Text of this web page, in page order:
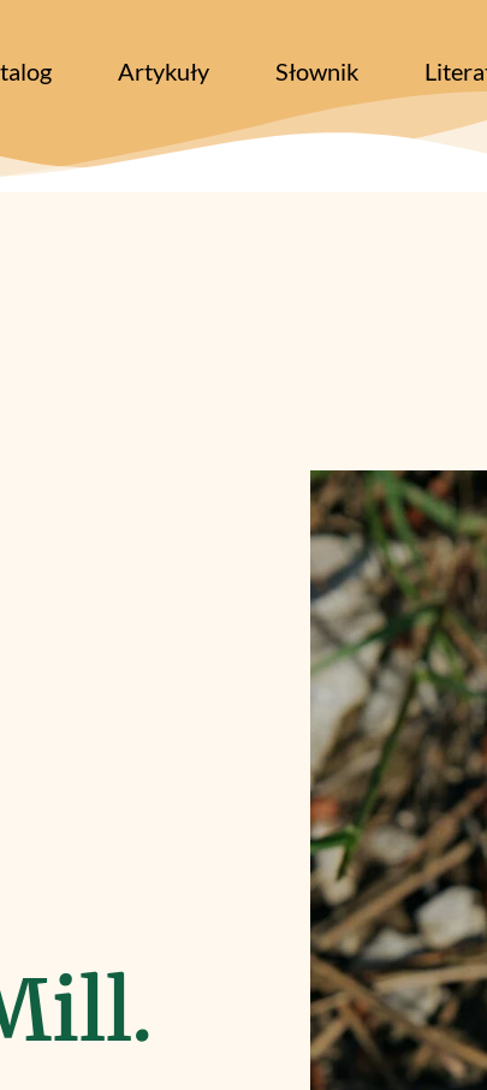
Artykuły Słownik